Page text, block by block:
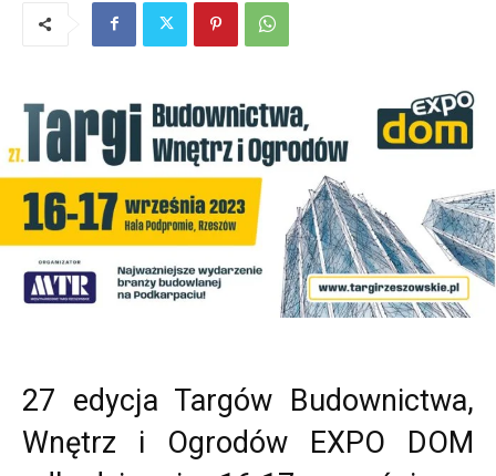
27 edycja Targów Budownictwa,
Wnętrz i Ogrodów EXPO DOM